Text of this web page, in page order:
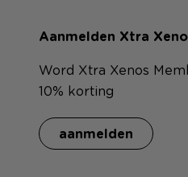
Aanmelden Xtra
Word Xtra Xenos
10% korting
aanmelden